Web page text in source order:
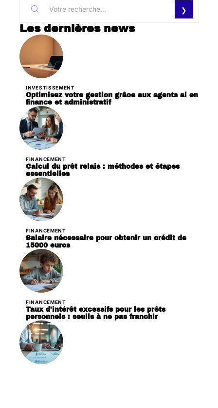
Les dernières news
INVESTISSEMENT
Optimisez votre gestion grâce aux agents ai en
finance et administratif
FINANCEMENT
Calcul du prêt relais : méthodes et étapes
essentielles
FINANCEMENT
Salaire nécessaire pour obtenir un crédit de
15000 euros
FINANCEMENT
Taux d’intérêt excessifs pour les prêts
personnels : seuils à ne pas franchir